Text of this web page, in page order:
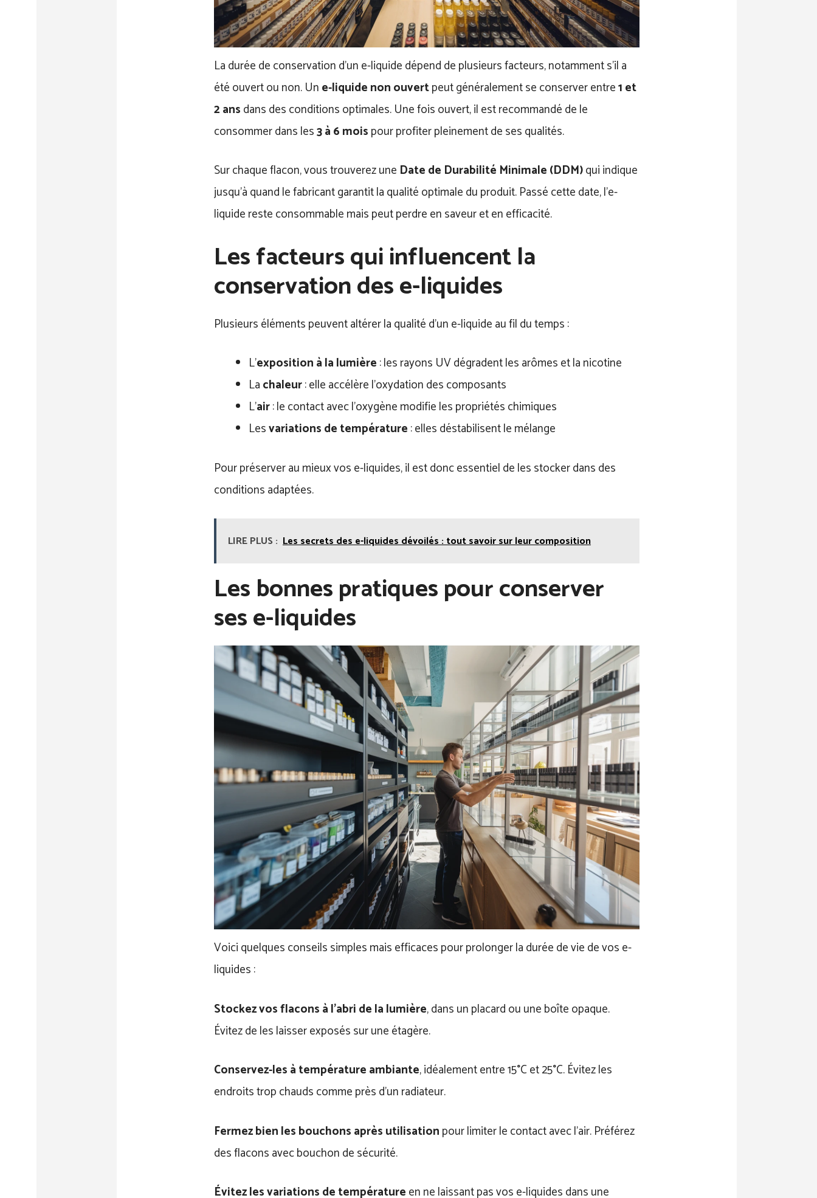
La durée de conservation d’un e-liquide dépend de plusieurs facteurs, notamment s’il a
été ouvert ou non. Une-liquide non ouvertpeut généralement se conserver entre1 et
2 ansdans des conditions optimales. Une fois ouvert, il est recommandé de le
consommer dans les3 à 6 moispour profiter pleinement de ses qualités.
Sur chaque flacon, vous trouverez une Date de Durabilité Minimale (DDM)qui indique
jusqu’à quand le fabricant garantit la qualité optimale du produit. Passé cette date, l’e-
liquide reste consommable mais peut perdre en saveur et en efficacité.
Les facteurs qui influencent la
conservation des e-liquides
Plusieurs éléments peuvent altérer la qualité d’un e-liquide au fil du temps :
L’exposition à la lumière: les rayons UV dégradent les arômes et la nicotine
Lachaleur: elle accélère l’oxydation des composants
L’air: le contact avec l’oxygène modifie les propriétés chimiques
Lesvariations de température: elles déstabilisent le mélange
Pour préserver au mieux vos e-liquides, il est donc essentiel de les stocker dans des
conditions adaptées.
LIRE PLUS : Les secrets des e-liquides dévoilés : tout savoir sur leur composition
Les bonnes pratiques pour conserver
ses e-liquides
Voici quelques conseils simples mais efficaces pour prolonger la durée de vie de vos e-
liquides :
Stockez vos flacons à l’abri de la lumière, dans un placard ou une boîte opaque.
Évitez de les laisser exposés sur une étagère.
Conservez-les à température ambiante, idéalement entre 15°C et 25°C. Évitez les
endroits trop chauds comme près d’un radiateur.
Fermez bien les bouchons après utilisationpour limiter le contact avec l’air. Préférez
des flacons avec bouchon de sécurité.
Évitez les variations de températureen ne laissant pas vos e-liquides dans une